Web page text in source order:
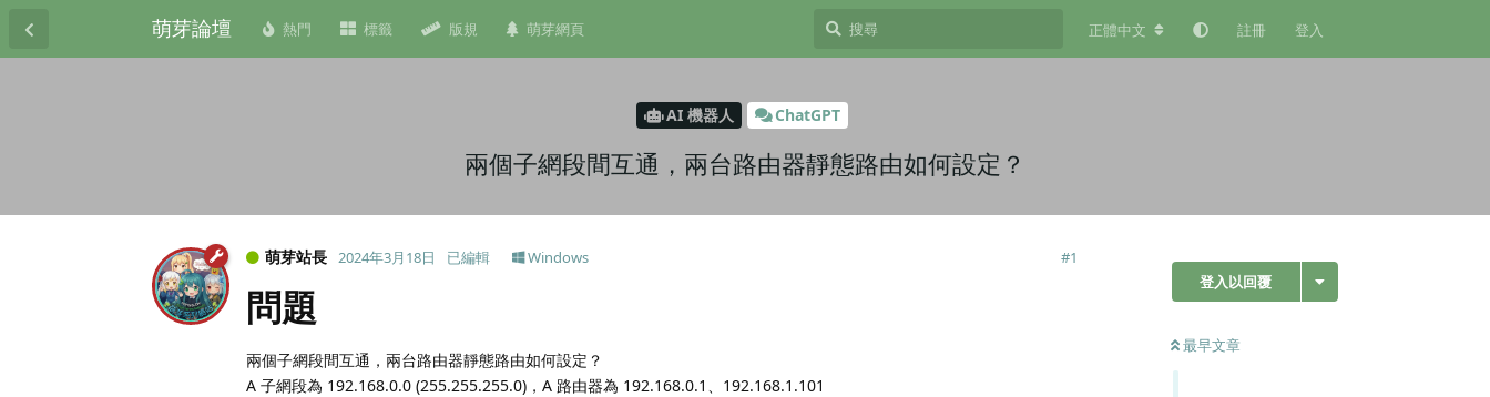
萌芽論壇 熱門 標籤 版規 萌芽網頁 正體中文 註冊 登入
AI 機器人 ChatGPT
兩個子網段間互通，兩台路由器靜態路由如何設定？
登入以回覆
最早文章
萌芽站長 2024年3月18日 已編輯 #1
Windows
問題
兩個子網段間互通，兩台路由器靜態路由如何設定？
A 子網段為 192.168.0.0 (255.255.255.0)，A 路由器為 192.168.0.1、192.168.1.101